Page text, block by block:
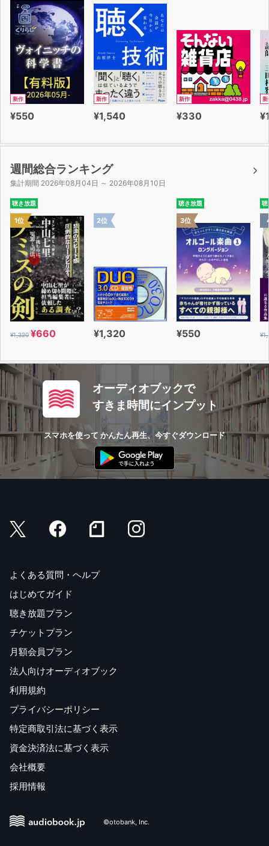
新作
¥550
新作
¥1,540
新作
¥330
新
週間総合ランキング
集計期間 2026年08月04日 ～ 2026年08月10日
聴き放題
1位
¥1,320 ¥660
2位
¥1,320
聴き放題
3位
¥550
聴
オーディオブックで
すきま時間にインプット
スマホを使って かんたん再生、今すぐダウンロード
よくある質問・ヘルプ
はじめてガイド
聴き放題プラン
チケットプラン
月額会員プラン
法人向けオーディオブック
利用規約
プライバシーポリシー
特定商取引法に基づく表示
資金決済法に基づく表示
会社概要
採用情報
©otobank, Inc.